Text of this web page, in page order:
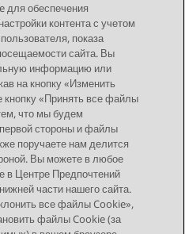
Следующая тема
обеспечения
контента с учетом
показа
сайта. Вы
информацию или
на кнопку «Изменить
кнопку «Принять все файлы
что мы будем
стороны и файлы
поручаете нам делится
Вы можете в любое
в Центре Предпочтений
части нашего сайта.
все файлы Cookie»,
файлы Cookie (за